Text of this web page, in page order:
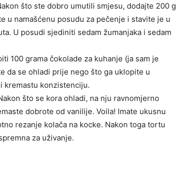
što ste dobro umutili smjesu, dodajte 200 g
u namašćenu posudu za pečenje i stavite je u
U posudi sjediniti sedam žumanjaka i sedam
100 grama čokolade za kuhanje (ja sam je
da se ohladi prije nego što ga uklopite u
kremastu konzistenciju.
što se kora ohladi, na nju ravnomjerno
dobrote od vanilije. Voila! Imate ukusnu
rezanje kolača na kocke. Nakon toga tortu
za uživanje.